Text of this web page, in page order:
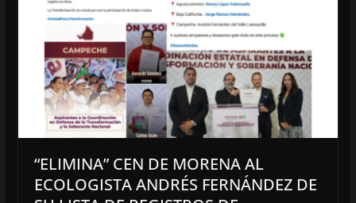
“ELIMINA” CEN DE MORENA AL
ECOLOGISTA ANDRÉS FERNÁNDEZ DE